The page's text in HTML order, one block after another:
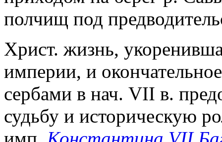
полчищ под
Христ. жизнь,
империи, и
сербами в нач. VII в.
судьбу и историческую